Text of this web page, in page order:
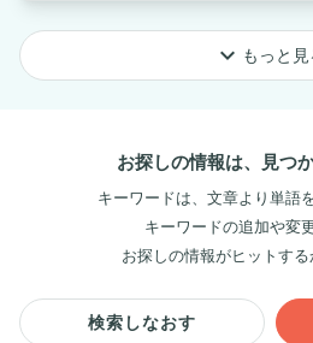
keyboard_arrow_down もっと見
お探しの情報は、見つ
キーワードは、文章より単語
キーワードの追加や変
お探しの情報がヒットす
検索しなおす